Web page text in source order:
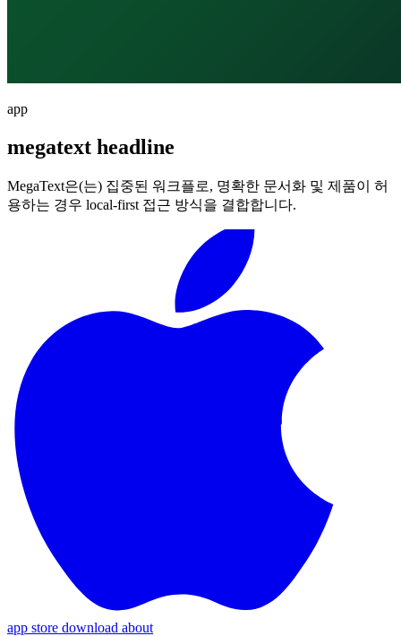
app
megatext headline
MegaText은(는) 집중된 워크플로, 명확한 문서화 및 제품이 허
용하는 경우 local-first 접근 방식을 결합합니다.
app store download about